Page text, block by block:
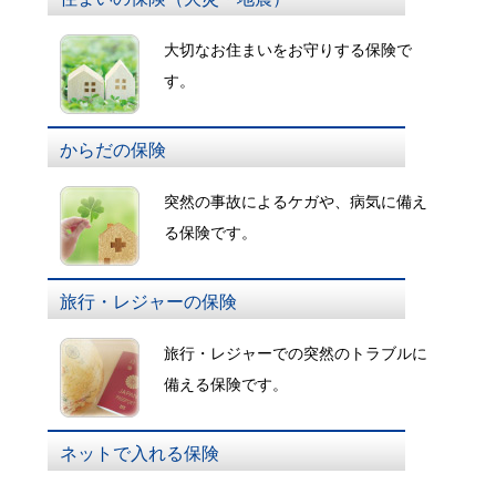
大切なお住まいをお守りする保険で
す。
からだの保険
突然の事故によるケガや、病気に備え
る保険です。
旅行・レジャーの保険
旅行・レジャーでの突然のトラブルに
備える保険です。
ネットで入れる保険